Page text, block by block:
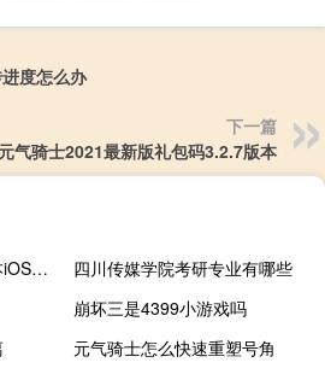
度怎么办
下一篇
元气骑士2021最新版礼包码3.2.7版本
破解版元气骑士最新版本iOS版本
四川传媒学院考研专业有哪些
崩坏三是4399小游戏吗
元气骑士怎么快速重塑号角